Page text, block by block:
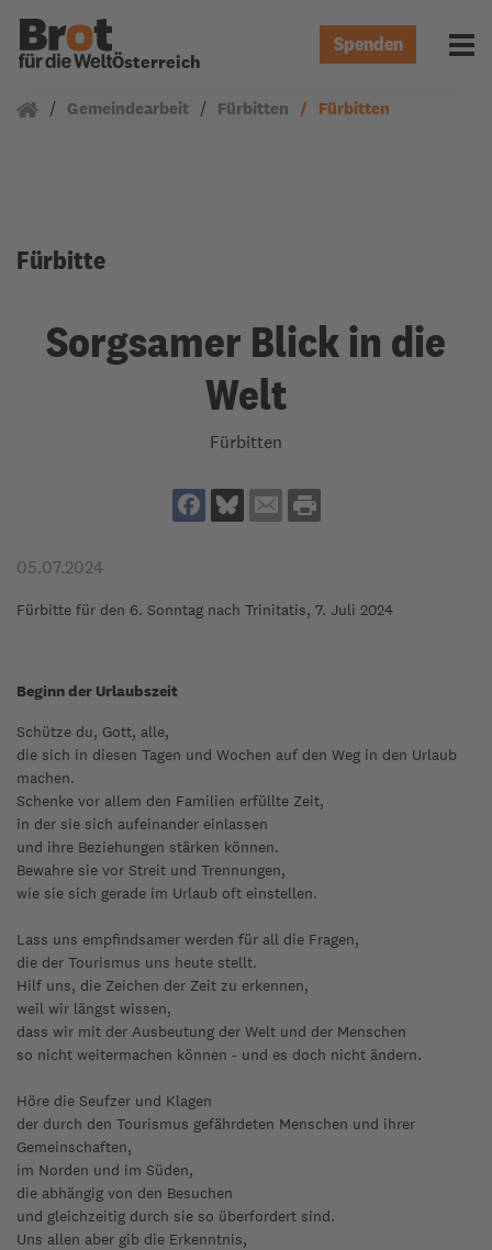
Österreich
Spenden
Gemeindearbeit Fürbitten Fürbitten
Fürbitte
Sorgsamer Blick in die
Welt
Fürbitten
05.07.2024
Fürbitte für den 6. Sonntag nach Trinitatis, 7. Juli 2024
Beginn der Urlaubszeit
Schütze du, Gott, alle,
die sich in diesen Tagen und Wochen auf den Weg in den Urlaub
machen.
Schenke vor allem den Familien erfüllte Zeit,
in der sie sich aufeinander einlassen
und ihre Beziehungen stärken können.
Bewahre sie vor Streit und Trennungen,
wie sie sich gerade im Urlaub oft einstellen.
Lass uns empfindsamer werden für all die Fragen,
die der Tourismus uns heute stellt.
Hilf uns, die Zeichen der Zeit zu erkennen,
weil wir längst wissen,
dass wir mit der Ausbeutung der Welt und der Menschen
so nicht weitermachen können - und es doch nicht ändern.
Höre die Seufzer und Klagen
der durch den Tourismus gefährdeten Menschen und ihrer
Gemeinschaften,
im Norden und im Süden,
die abhängig von den Besuchen
und gleichzeitig durch sie so überfordert sind.
Uns allen aber gib die Erkenntnis,